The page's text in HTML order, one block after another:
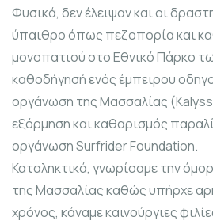
Φυσικά, δεν έλειψαν και οι
ύπαιθρο όπως πεζοπορία και
μονοπατιού στο Εθνικό Πάρκο
καθοδήγησή ενός έμπειρου
οργάνωση της Μασσαλίας
εξόρμηση και καθαρισμός
οργάνωση Surfrider Foundation.
Καταληκτικά, γνωρίσαμε την
της Μασσαλίας καθώς υπήρχε
χρόνος, κάναμε καινούργιες